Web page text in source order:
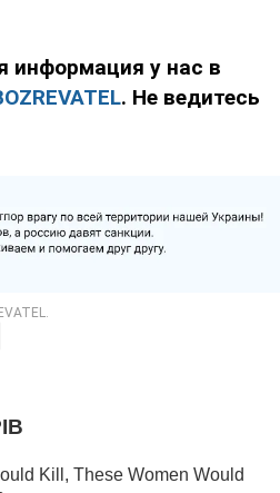
информация у нас в
. Не ведитесь